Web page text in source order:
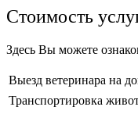
Стоимость
Здесь Вы можете
Выезд ветеринара на
Транспортировка